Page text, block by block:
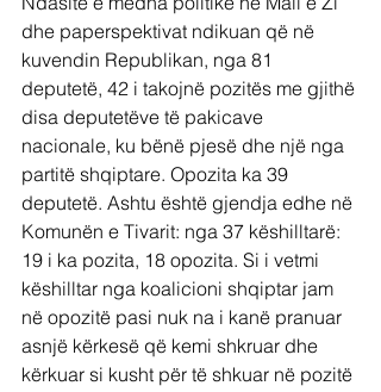
dhe paperspektivat ndikuan që në
kuvendin Republikan, nga 81
deputetë, 42 i takojnë pozitës me gjithë
disa deputetëve të pakicave
nacionale, ku bënë pjesë dhe një nga
partitë shqiptare. Opozita ka 39
deputetë. Ashtu është gjendja edhe në
Komunën e Tivarit: nga 37 këshilltarë:
19 i ka pozita, 18 opozita. Si i vetmi
këshilltar nga koalicioni shqiptar jam
në opozitë pasi nuk na i kanë pranuar
asnjë kërkesë që kemi shkruar dhe
kërkuar si kusht për të shkuar në pozitë